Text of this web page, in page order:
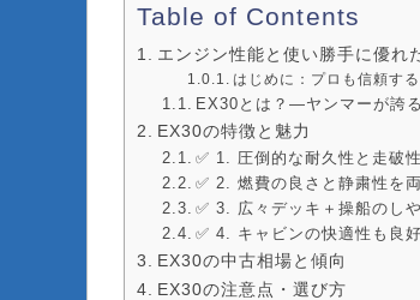
Table of Contents
エンジン性能と使い勝手に優れ
はじめに：プロも信頼す
EX30とは？―ヤンマーが誇
EX30の特徴と魅力
✅ 1. 圧倒的な耐久性と走破性
✅ 2. 燃費の良さと静粛性を
✅ 3. 広々デッキ＋操船のし
✅ 4. キャビンの快適性も良好
EX30の中古相場と傾向
EX30の注意点・選び方